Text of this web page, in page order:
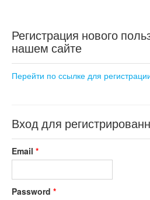
номер объекта:20529
Регистрация нового
нашем сайте
Перейти по ссылке для
Вход для
Email *
Password *